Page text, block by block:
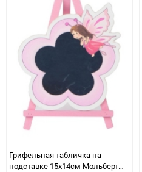
Грифельная табличка на
подставке 15x14см Мольберт